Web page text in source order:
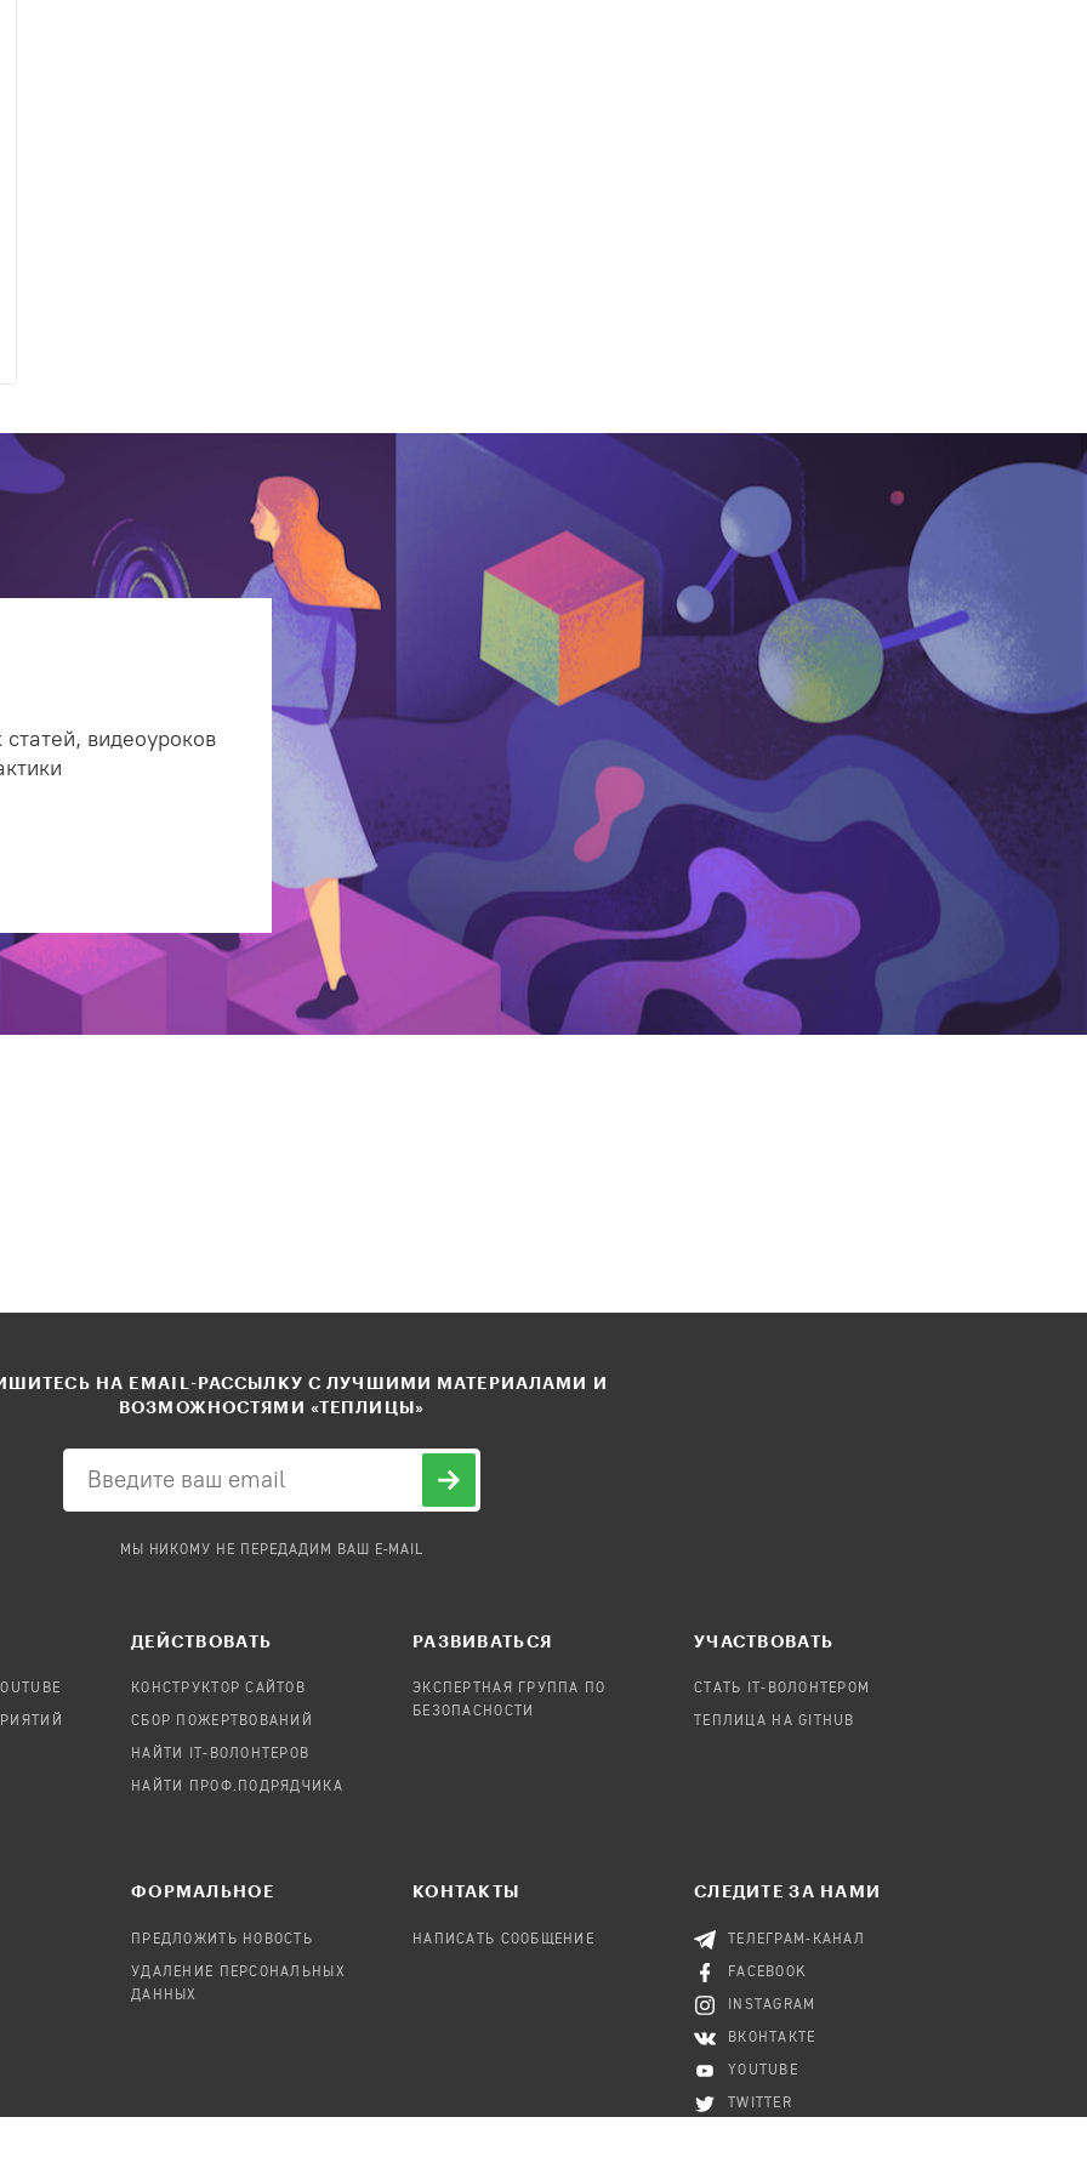
видеоуроков
НА EMAIL-РАССЫЛКУ С ЛУЧШИМИ МАТЕРИАЛАМИ И
ВОЗМОЖНОСТЯМИ «ТЕПЛИЦЫ»
МЫ НИКОМУ НЕ ПЕРЕДАДИМ ВАШ E-MAIL
ДЕЙСТВОВАТЬ
КОНСТРУКТОР САЙТОВ
СБОР ПОЖЕРТВОВАНИЙ
НАЙТИ IT-ВОЛОНТЕРОВ
НАЙТИ ПРОФ.ПОДРЯДЧИКА
РАЗВИВАТЬСЯ
ЭКСПЕРТНАЯ ГРУППА ПО
БЕЗОПАСНОСТИ
УЧАСТВОВАТЬ
СТАТЬ IT-ВОЛОНТЕРОМ
ТЕПЛИЦА НА GITHUB
ФОРМАЛЬНОЕ
ПРЕДЛОЖИТЬ НОВОСТЬ
УДАЛЕНИЕ ПЕРСОНАЛЬНЫХ
ДАННЫХ
КОНТАКТЫ
НАПИСАТЬ СООБЩЕНИЕ
СЛЕДИТЕ ЗА НАМИ
ТЕЛЕГРАМ-КАНАЛ
FACEBOOK
INSTAGRAM
ВКОНТАКТЕ
YOUTUBE
TWITTER